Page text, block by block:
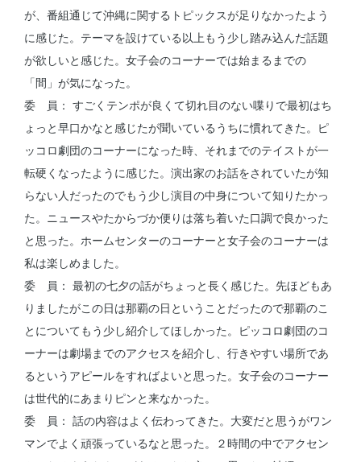
が、番組通じて沖縄に関するトピックスが足りなかったよう
に感じた。テーマを設けている以上もう少し踏み込んだ話題
が欲しいと感じた。女子会のコーナーでは始まるまでの
「間」が気になった。
委 員： すごくテンポが良くて切れ目のない喋りで最初はち
ょっと早口かなと感じたが聞いているうちに慣れてきた。ピ
ッコロ劇団のコーナーになった時、それまでのテイストが一
転硬くなったように感じた。演出家のお話をされていたが知
らない人だったのでもう少し演目の中身について知りたかっ
た。ニュースやたからづか便りは落ち着いた口調で良かった
と思った。ホームセンターのコーナーと女子会のコーナーは
私は楽しめました。
委 員： 最初の七夕の話がちょっと長く感じた。先ほどもあ
りましたがこの日は那覇の日ということだったので那覇のこ
とについてもう少し紹介してほしかった。ピッコロ劇団のコ
ーナーは劇場までのアクセスを紹介し、行きやすい場所であ
るというアピールをすればよいと思った。女子会のコーナー
は世代的にあまりピンと来なかった。
委 員： 話の内容はよく伝わってきた。大変だと思うがワン
マンでよく頑張っているなと思った。２時間の中でアクセン